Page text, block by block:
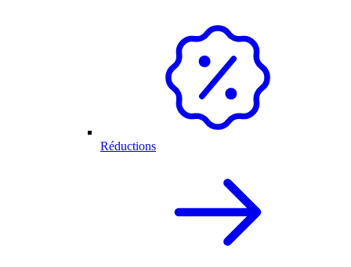
Réductions